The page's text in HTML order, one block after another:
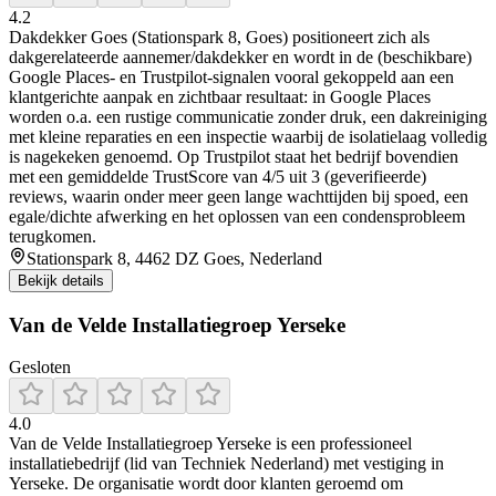
4.2
Dakdekker Goes (Stationspark 8, Goes) positioneert zich als
dakgerelateerde aannemer/dakdekker en wordt in de (beschikbare)
Google Places- en Trustpilot-signalen vooral gekoppeld aan een
klantgerichte aanpak en zichtbaar resultaat: in Google Places
worden o.a. een rustige communicatie zonder druk, een dakreiniging
met kleine reparaties en een inspectie waarbij de isolatielaag volledig
is nagekeken genoemd. Op Trustpilot staat het bedrijf bovendien
met een gemiddelde TrustScore van 4/5 uit 3 (geverifieerde)
reviews, waarin onder meer geen lange wachttijden bij spoed, een
egale/dichte afwerking en het oplossen van een condensprobleem
terugkomen.
Stationspark 8, 4462 DZ Goes, Nederland
Bekijk details
Van de Velde Installatiegroep Yerseke
Gesloten
4.0
Van de Velde Installatiegroep Yerseke is een professioneel
installatiebedrijf (lid van Techniek Nederland) met vestiging in
Yerseke. De organisatie wordt door klanten geroemd om